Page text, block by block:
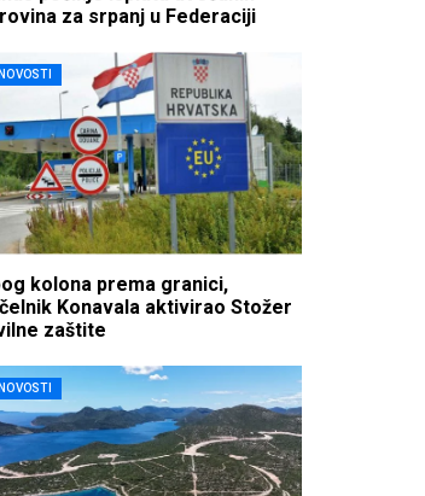
za srpanj u Federaciji
NOVOSTI
kolona prema granici,
Konavala aktivirao Stožer
zaštite
NOVOSTI